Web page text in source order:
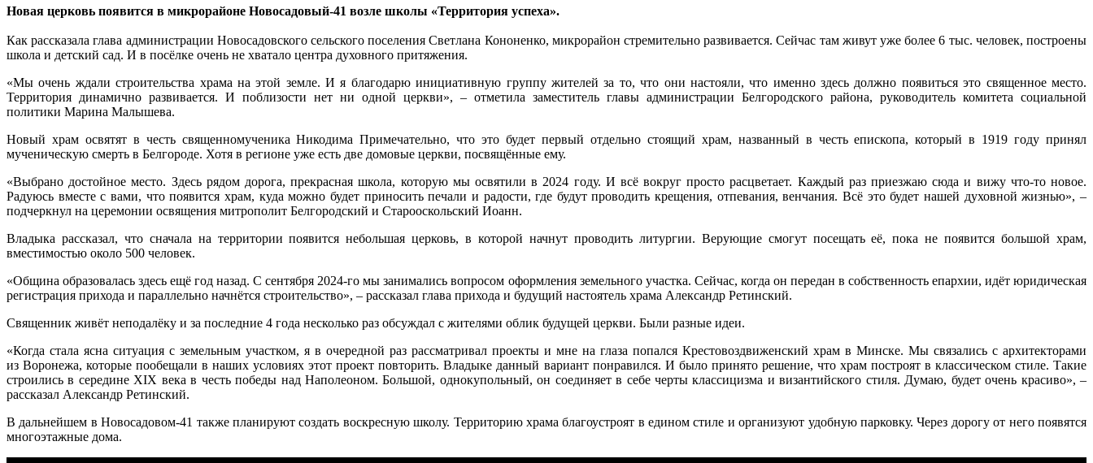
Новая церковь появится в микрорайоне Новосадовый-41 возле школы «Территория успеха».
Как рассказала глава администрации Новосадовского сельского поселения Светлана Кононенко, микрорайон стремительно развивается. Сейчас там живут уже более 6 тыс. человек, построены
школа и детский сад. И в посёлке очень не хватало центра духовного притяжения.
«Мы очень ждали строительства храма на этой земле. И я благодарю инициативную группу жителей за то, что они настояли, что именно здесь должно появиться это священное место.
Территория динамично развивается. И поблизости нет ни одной церкви», – отметила заместитель главы администрации Белгородского района, руководитель комитета социальной
политики Марина Малышева.
Новый храм освятят в честь священномученика Никодима Примечательно, что это будет первый отдельно стоящий храм, названный в честь епископа, который в 1919 году принял
мученическую смерть в Белгороде. Хотя в регионе уже есть две домовые церкви, посвящённые ему.
«Выбрано достойное место. Здесь рядом дорога, прекрасная школа, которую мы освятили в 2024 году. И всё вокруг просто расцветает. Каждый раз приезжаю сюда и вижу что‑то новое.
Радуюсь вместе с вами, что появится храм, куда можно будет приносить печали и радости, где будут проводить крещения, отпевания, венчания. Всё это будет нашей духовной жизнью», –
подчеркнул на церемонии освящения митрополит Белгородский и Старооскольский Иоанн.
Владыка рассказал, что сначала на территории появится небольшая церковь, в которой начнут проводить литургии. Верующие смогут посещать её, пока не появится большой храм,
вместимостью около 500 человек.
«Община образовалась здесь ещё год назад. С сентября 2024-го мы занимались вопросом оформления земельного участка. Сейчас, когда он передан в собственность епархии, идёт юридическая
регистрация прихода и параллельно начнётся строительство», – рассказал глава прихода и будущий настоятель храма Александр Ретинский.
Священник живёт неподалёку и за последние 4 года несколько раз обсуждал с жителями облик будущей церкви. Были разные идеи.
«Когда стала ясна ситуация с земельным участком, я в очередной раз рассматривал проекты и мне на глаза попался Крестовоздвиженский храм в Минске. Мы связались с архитекторами
из Воронежа, которые пообещали в наших условиях этот проект повторить. Владыке данный вариант понравился. И было принято решение, что храм построят в классическом стиле. Такие
строились в середине XIX века в честь победы над Наполеоном. Большой, однокупольный, он соединяет в себе черты классицизма и византийского стиля. Думаю, будет очень красиво», –
рассказал Александр Ретинский.
В дальнейшем в Новосадовом-41 также планируют создать воскресную школу. Территорию храма благоустроят в едином стиле и организуют удобную парковку. Через дорогу от него появятся
многоэтажные дома.